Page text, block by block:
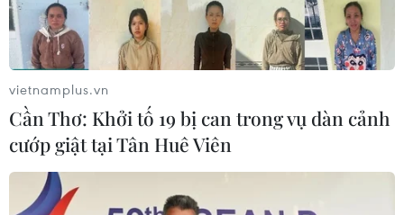
vietnamplus.vn
Cần Thơ: Khởi tố 19 bị can trong vụ dàn cảnh
cướp giật tại Tân Huê Viên